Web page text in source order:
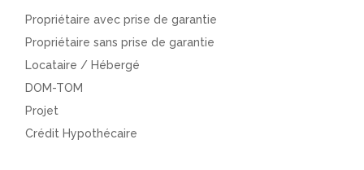
Propriétaire avec prise de garantie
Propriétaire sans prise de garantie
Locataire / Hébergé
DOM-TOM
Projet
Crédit Hypothécaire